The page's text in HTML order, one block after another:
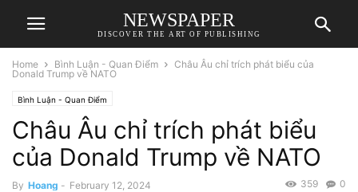
NEWSPAPER
DISCOVER THE ART OF PUBLISHING
Home Bình Luận - Quan Điểm
Châu Âu chỉ trích phát biểu của
Donald Trump về NATO
Bình Luận - Quan Điểm
Châu Âu chỉ trích phát biểu
của Donald Trump về NATO
By Hoang - February 12, 2024 0
359